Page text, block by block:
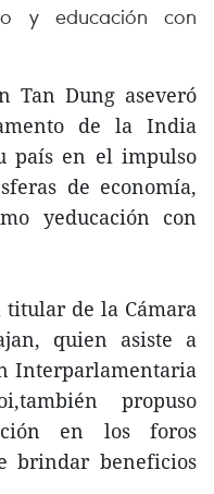
y educación con
Tan Dung aseveró
de la India
país en el impulso
de economía,
yeducación con
de la Cámara
quien asiste a
Interparlamentaria
propuso
en los foros
brindar beneficios